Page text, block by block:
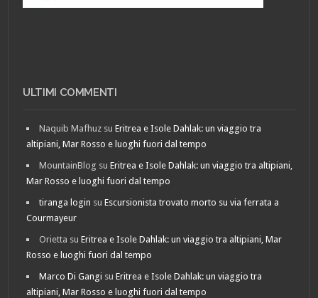
ULTIMI COMMENTI
Naquib Mafhuz suEritrea e Isole Dahlak: un viaggio tra
altipiani, Mar Rosso e luoghi fuori dal tempo
MountainBlog suEritrea e Isole Dahlak: un viaggio tra altipiani,
Mar Rosso e luoghi fuori dal tempo
tiranga login suEscursionista trovato morto su via ferrata a
Courmayeur
Orietta suEritrea e Isole Dahlak: un viaggio tra altipiani, Mar
Rosso e luoghi fuori dal tempo
Marco Di Gangi suEritrea e Isole Dahlak: un viaggio tra
altipiani, Mar Rosso e luoghi fuori dal tempo